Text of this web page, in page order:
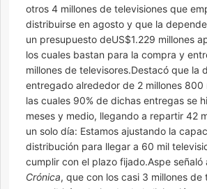
otros 4 millones de televisiones que
distribuirse en agosto y que la
un presupuesto deUS$1.229 millones
los cuales bastan para la compra y
millones de televisores.Destacó que la
entregado alrededor de 2 millones 800
las cuales 90% de dichas entregas se
meses y medio, llegando a repartir 42
un solo día: Estamos ajustando la
distribución para llegar a 60 mil
cumplir con el plazo fijado.Aspe señaló
Crónica, que con los casi 3 millones de